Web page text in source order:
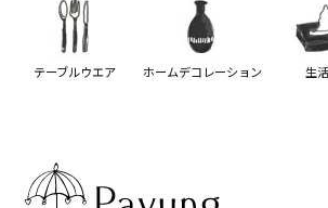
テーブルウエア ホームデコレーション 生